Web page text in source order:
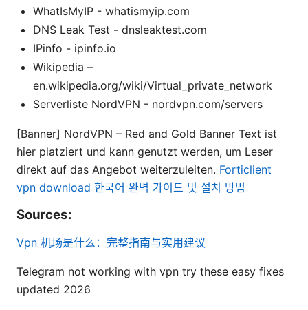
WhatIsMyIP - whatismyip.com
DNS Leak Test - dnsleaktest.com
IPinfo - ipinfo.io
Wikipedia –
en.wikipedia.org/wiki/Virtual_private_network
Serverliste NordVPN - nordvpn.com/servers
[Banner] NordVPN – Red and Gold Banner Text ist
hier platziert und kann genutzt werden, um Leser
direkt auf das Angebot weiterzuleiten. Forticlient
vpn download 한국어 완벽 가이드 및 설치 방법
Sources:
Vpn 机场是什么：完整指南与实用建议
Telegram not working with vpn try these easy fixes
updated 2026